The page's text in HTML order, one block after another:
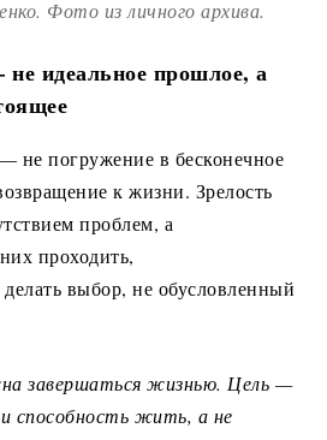
Фото из личного архива.
идеальное прошлое, а
не погружение в бесконечное
к жизни. Зрелость
проблем, а
проходить,
делать выбор, не обусловленный
завершаться жизнью. Цель —
способность жить, а не